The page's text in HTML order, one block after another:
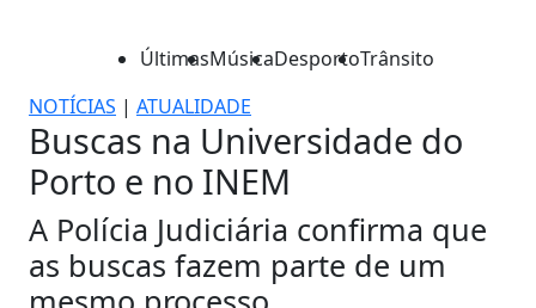
ÚltimasMúsicaDesportoTrânsito
NOTÍCIAS | ATUALIDADE
Buscas na Universidade do
Porto e no INEM
A Polícia Judiciária confirma que
as buscas fazem parte de um